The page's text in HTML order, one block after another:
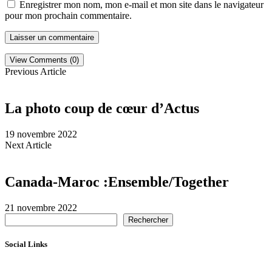
Enregistrer mon nom, mon e-mail et mon site dans le navigateur
pour mon prochain commentaire.
View Comments (0)
Previous Article
La photo coup de cœur d’Actus
19 novembre 2022
Next Article
Canada-Maroc :Ensemble/Together
21 novembre 2022
Rechercher
Social Links